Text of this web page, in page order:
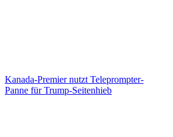
Kanada-Premier nutzt Teleprompter-
Panne für Trump-Seitenhieb